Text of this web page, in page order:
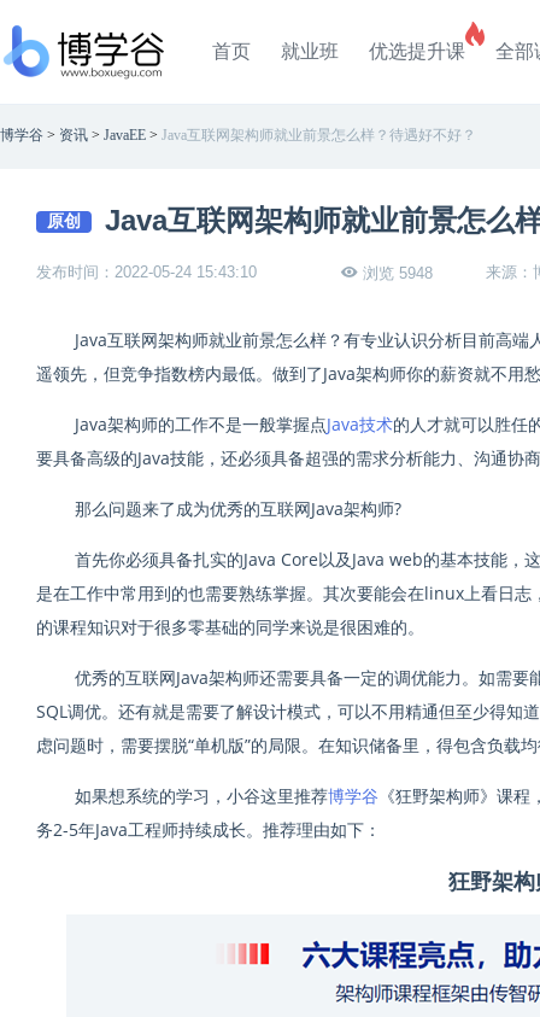
首页 就业班 优选提升课 全部
博学谷 > 资讯 > JavaEE > Java互联网架构师就业前景怎么样？待遇好不好？
原创 Java互联网架构师就业前景怎么
发布时间：2022-05-24 15:43:10 浏览 5948 来源：
Java互联网架构师就业前景怎么样？有专业认识分析目前高
遥领先，但竞争指数榜内最低。做到了Java架构师你的薪资就不用
Java架构师的工作不是一般掌握点Java技术的人才就可以胜任
要具备高级的Java技能，还必须具备超强的需求分析能力、沟通协
那么问题来了成为优秀的互联网Java架构师?
首先你必须具备扎实的Java Core以及Java web的基本技能，
是在工作中常用到的也需要熟练掌握。其次要能会在linux上看日
的课程知识对于很多零基础的同学来说是很困难的。
优秀的互联网Java架构师还需要具备一定的调优能力。如需要
SQL调优。还有就是需要了解设计模式，可以不用精通但至少得知
虑问题时，需要摆脱“单机版”的局限。在知识储备里，得包含负载
如果想系统的学习，小谷这里推荐博学谷 《狂野架构师》课
务2-5年Java⼯程师持续成⻓。推荐理由如下：
狂野架